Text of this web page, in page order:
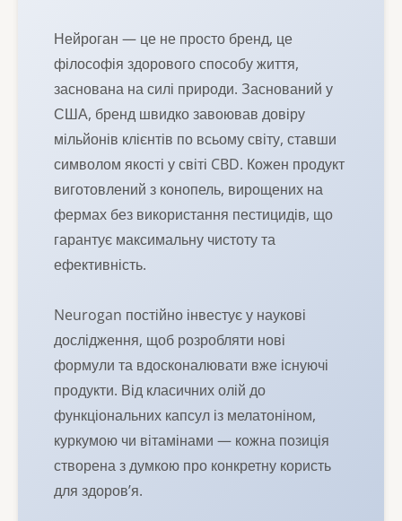
Нейроган — це не просто бренд, це
філософія здорового способу життя,
заснована на силі природи. Заснований у
США, бренд швидко завоював довіру
мільйонів клієнтів по всьому світу, ставши
символом якості у світі CBD. Кожен продукт
виготовлений з конопель, вирощених на
фермах без використання пестицидів, що
гарантує максимальну чистоту та
ефективність.
Neurogan постійно інвестує у наукові
дослідження, щоб розробляти нові
формули та вдосконалювати вже існуючі
продукти. Від класичних олій до
функціональних капсул із мелатоніном,
куркумою чи вітамінами — кожна позиція
створена з думкою про конкретну користь
для здоров’я.